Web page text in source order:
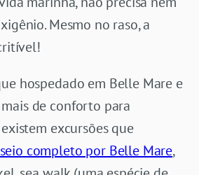
Mesmo no raso, a
hospedado em Belle Mare e
de conforto para
excursões que
completo por Belle Mare,